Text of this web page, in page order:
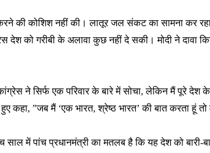
की कोशिश नहीं की। लातूर जल संकट का सामना कर
को गरीबी के अलावा कुछ नहीं दे सकी। मोदी ने दावा
ने सिर्फ एक परिवार के बारे में सोचा, लेकिन मैं पूरे देश
कहा, ”जब मैं ‘एक भारत, श्रेष्ठ भारत’ की बात करता
साल में पांच प्रधानमंत्री का मतलब है कि यह देश को